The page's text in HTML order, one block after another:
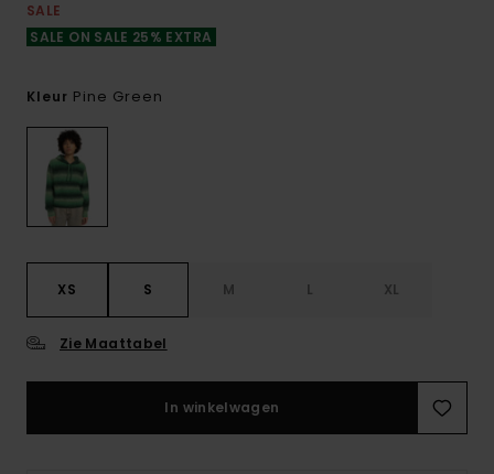
SALE
SALE ON SALE 25% EXTRA
Kleur Pine Green
XS S M L XL
Zie Maattabel
In winkelwagen